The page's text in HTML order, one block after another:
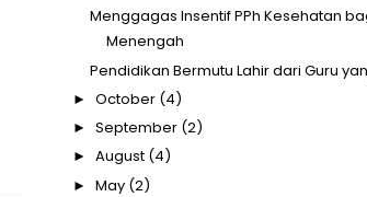
Menggagas Insentif PPh Kesehatan
Menengah
Pendidikan Bermutu Lahir dari Guru
► October (4)
► September (2)
► August (4)
► May (2)